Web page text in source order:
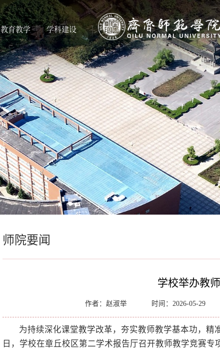
教育教学 学科建设
师院要闻
学校举办教
作者：赵淑举 时间：2026-05-29
为持续深化课堂教学改革，夯实教师教学基本功，
日，学校在章丘校区第二学术报告厅召开教师教学竞赛